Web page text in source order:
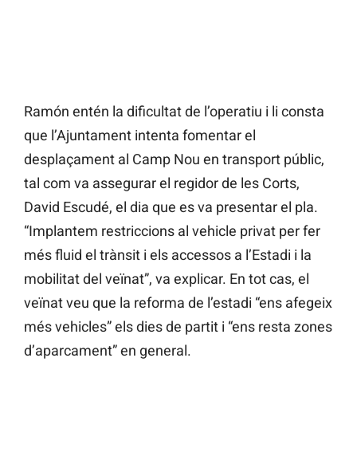
Ramón entén la dificultat de l’operatiu i li consta
que l’Ajuntament intenta fomentar el
desplaçament al Camp Nou en transport públic,
tal com va assegurar el regidor de les Corts,
David Escudé, el dia que es va presentar el pla.
“Implantem restriccions al vehicle privat per fer
més fluid el trànsit i els accessos a l’Estadi i la
mobilitat del veïnat”, va explicar. En tot cas, el
veïnat veu que la reforma de l’estadi “ens afegeix
més vehicles” els dies de partit i “ens resta zones
d’aparcament” en general.